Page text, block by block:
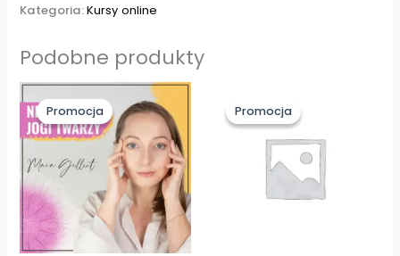
Kategoria:Kursy online
Podobne produkty
Promocja
Promocja
Pierwotna
cena
wynosiła:
88,00 zł.
Aktualna
cena
wynosi:
44,00 zł.
Promocja
Promocja
cena
wynosiła:
179,00 zł.